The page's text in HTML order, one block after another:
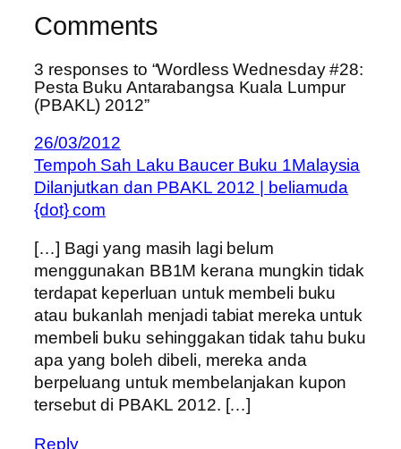
Comments
3 responses to “Wordless Wednesday #28:
Pesta Buku Antarabangsa Kuala Lumpur
(PBAKL) 2012”
26/03/2012
Tempoh Sah Laku Baucer Buku 1Malaysia
Dilanjutkan dan PBAKL 2012 | beliamuda
{dot} com
[…] Bagi yang masih lagi belum
menggunakan BB1M kerana mungkin tidak
terdapat keperluan untuk membeli buku
atau bukanlah menjadi tabiat mereka untuk
membeli buku sehinggakan tidak tahu buku
apa yang boleh dibeli, mereka anda
berpeluang untuk membelanjakan kupon
tersebut di PBAKL 2012. […]
Reply